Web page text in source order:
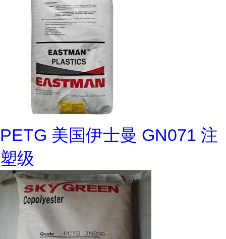
PETG 美国伊士曼 GN071 注
塑级